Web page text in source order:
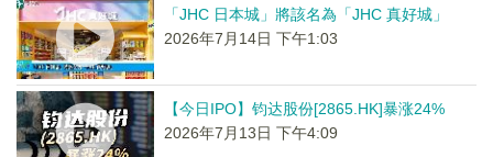
「JHC 日本城」將該名為「JHC 真好城」
2026年7月14日 下午1:03
【今日IPO】钧达股份[2865.HK]暴涨24%
2026年7月13日 下午4:09